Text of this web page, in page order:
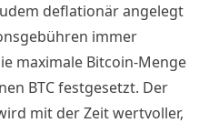
deflationär angelegt
immer
maximale Bitcoin-Menge
BTC festgesetzt. Der
mit der Zeit wertvoller,